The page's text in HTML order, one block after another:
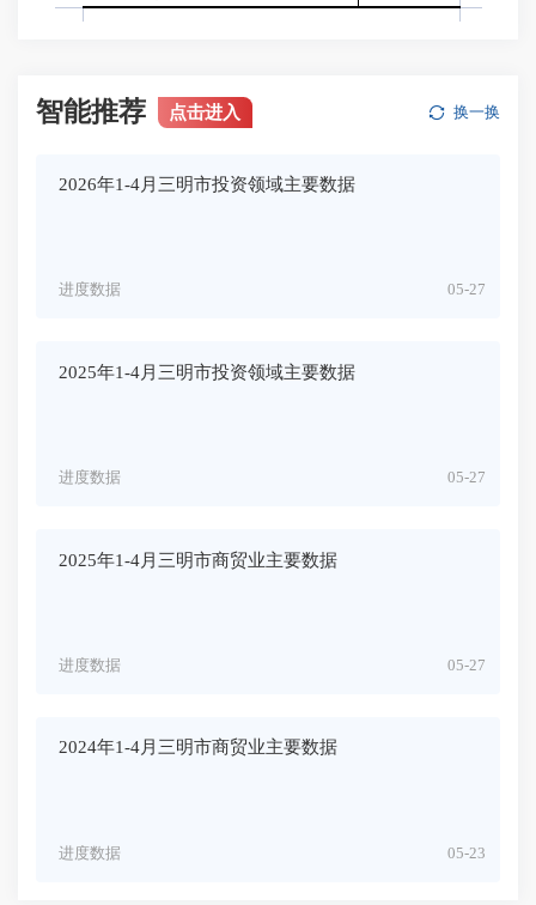
智能推荐 点击进入 换一换
2026年1-4月三明市投资领域主要数据
05-27
进度数据
2025年1-4月三明市投资领域主要数据
05-27
进度数据
2025年1-4月三明市商贸业主要数据
05-27
进度数据
2024年1-4月三明市商贸业主要数据
05-23
进度数据